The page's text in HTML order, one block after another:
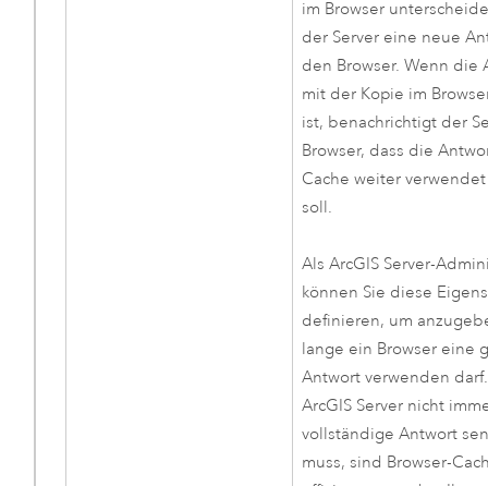
im Browser
der Server eine neue
den Browser. Wenn die
mit der Kopie im
ist, benachrichtigt der
Browser, dass die
Cache weiter
soll.
AlsArcGIS Server-
können Sie diese
definieren, um
lange ein Browser eine
Antwort verwenden
ArcGIS Server nicht
vollständige Antwort
muss, sind Browser-